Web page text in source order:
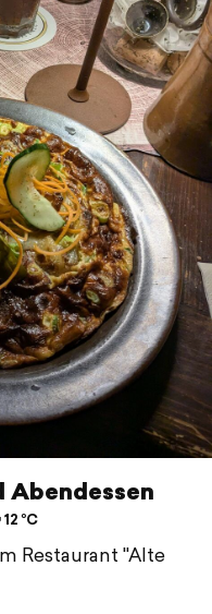
Abendessen
°C
Restaurant "Alte